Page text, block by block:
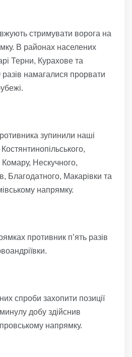
стримувати ворога на
В районах населених
Терни, Курахове та
намагалися прорвати
зупинили наші
Нескучного,
Благодатного, Макарівки та
напрямку.
противник п’ять разів
спроби захопити позиції
добу здійснив
напрямку.